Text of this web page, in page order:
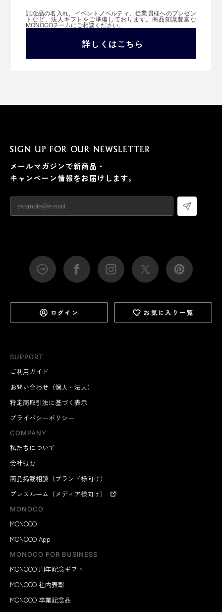
記念品の名入れ、イベントノベルティ、従業員様へのプレゼン
トなど、法人ギフトをご準備しております。商品知識豊富な
MONOCOチームにご相談ください。
詳しくはこちら
SUPPORT
ご利用ガイド
お問い合わせ（個人・法人）
特定商取引法に基づく表示
プライバシーポリシー
COMPANY
私たちについて
会社概要
商品掲載相談（ブランド様向け）
プレスルーム（メディア様向け）
MONOCO
MONOCO
MONOCO App
MONOCO FOR BUSINESS
MONOCO 周年記念ギフト
MONOCO 社内表彰
MONOCO 卒業記念品
SIGN UP FOR OUR NEWSLETTER
メールマガジンで新商品・
キャンペーン情報をお届けします。
ログイン お気に入り一覧